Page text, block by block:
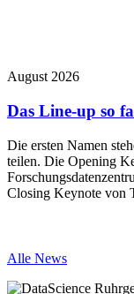
August 2026
Das Line-up so
Die ersten Namen
teilen. Die Opening
Closing Keynote von
Alle News